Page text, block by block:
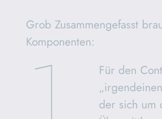
Grob Zusammengefasst
Komponenten:
Für den
der sich um